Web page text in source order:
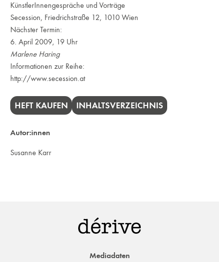
KünstlerInnengespräche und Vorträge
Secession, Friedrichstraße 12, 1010 Wien
Nächster Termin:
6. April 2009, 19 Uhr
Marlene Haring
Informationen zur Reihe:
http://www.secession.at
HEFT KAUFEN INHALTSVERZEICHNIS
Autor:innen
Susanne Karr
Mediadaten